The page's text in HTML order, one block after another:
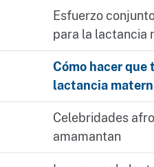
Esfuerzo
para la lactancia
Cómo hacer
lactancia
Celebridades
amamantan